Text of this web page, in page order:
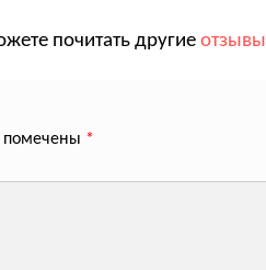
почитать другие отзывы
помечены *